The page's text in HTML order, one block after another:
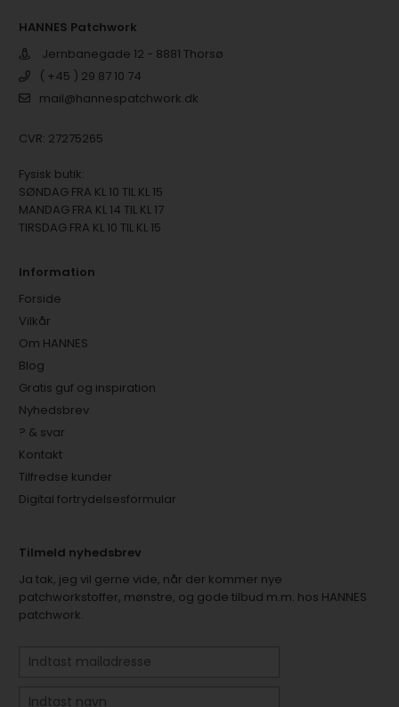
HANNES Patchwork
Jernbanegade 12 - 8881 Thorsø
( +45 ) 29 87 10 74
mail@hannespatchwork.dk
CVR: 27275265
Fysisk butik:
SØNDAG FRA KL 10 TIL KL 15
MANDAG FRA KL 14 TIL KL 17
TIRSDAG FRA KL 10 TIL KL 15
Information
Forside
Vilkår
Om HANNES
Blog
Gratis guf og inspiration
Nyhedsbrev
? & svar
Kontakt
Tilfredse kunder
Digital fortrydelsesformular
Tilmeld nyhedsbrev
Ja tak, jeg vil gerne vide, når der kommer nye
patchworkstoffer, mønstre, og gode tilbud m.m. hos HANNES
patchwork.